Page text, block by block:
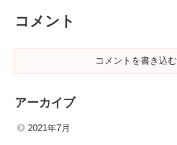
コメント
コメントを書き込む
アーカイブ
2021年7月